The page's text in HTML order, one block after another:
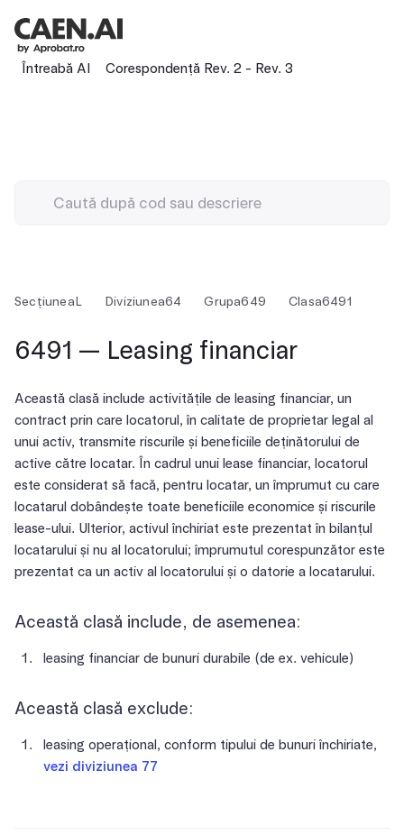
Întreabă AI Corespondență Rev. 2 - Rev. 3
SecțiuneaL Diviziunea64 Grupa649 Clasa6491
6491 — Leasing financiar
Această clasă include activitățile de leasing financiar, un
contract prin care locatorul, în calitate de proprietar legal al
unui activ, transmite riscurile și beneficiile deținătorului de
active către locatar. În cadrul unui lease financiar, locatorul
este considerat să facă, pentru locatar, un împrumut cu care
locatarul dobândește toate beneficiile economice și riscurile
lease-ului. Ulterior, activul închiriat este prezentat în bilanțul
locatarului și nu al locatorului; împrumutul corespunzător este
prezentat ca un activ al locatorului și o datorie a locatarului.
Această clasă include, de asemenea:
leasing financiar de bunuri durabile (de ex. vehicule)
Această clasă exclude:
leasing operațional, conform tipului de bunuri închiriate,
vezi diviziunea 77